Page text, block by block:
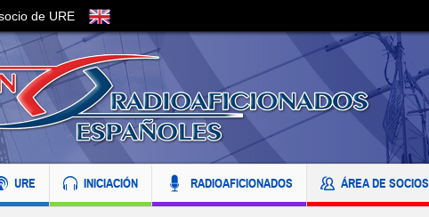
de URE
URE INICIACIÓN RADIOAFICIONADOS ÁREA DE SOCIOS